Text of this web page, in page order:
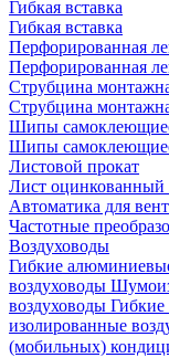
Гибкая вставка
Гибкая вставка
Перфорированная
Перфорированная
Струбцина
Струбцина
Шипы
Шипы
Листовой прокат
Лист оцинкованный
Автоматика для
Частотные
Воздуховоды
Гибкие
воздуховоды
воздуховоды Гибкие
изолированные
(мобильных)